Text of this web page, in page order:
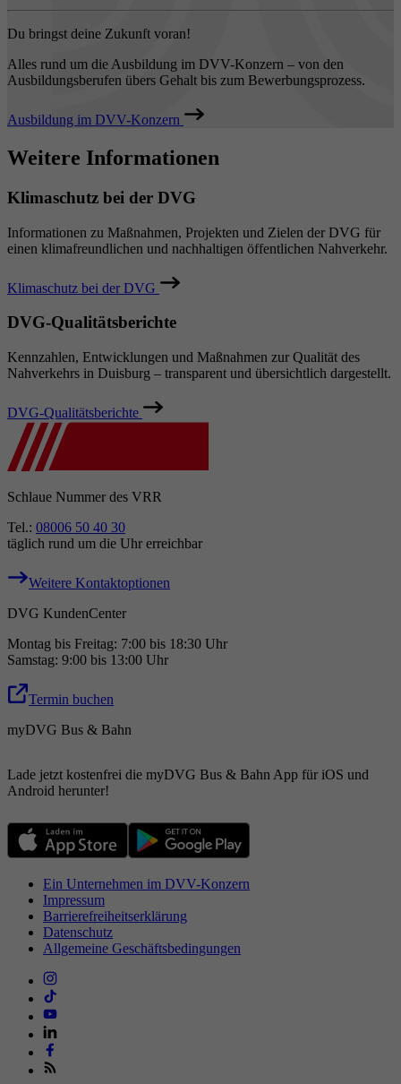
Du bringst deine Zukunft voran!
Alles rund um die Ausbildung im DVV-Konzern – von den
Ausbildungsberufen übers Gehalt bis zum Bewerbungsprozess.
Ausbildung im DVV-Konzern
Weitere Informationen
Klimaschutz bei der DVG
Informationen zu Maßnahmen, Projekten und Zielen der DVG für
einen klimafreundlichen und nachhaltigen öffentlichen Nahverkehr.
Klimaschutz bei der DVG
DVG-Qualitätsberichte
Kennzahlen, Entwicklungen und Maßnahmen zur Qualität des
Nahverkehrs in Duisburg – transparent und übersichtlich dargestellt.
DVG-Qualitätsberichte
Schlaue Nummer des VRR
Tel.: 08006 50 40 30
täglich rund um die Uhr erreichbar
Weitere Kontaktoptionen
DVG KundenCenter
Montag bis Freitag: 7:00 bis 18:30 Uhr
Samstag: 9:00 bis 13:00 Uhr
Termin buchen
myDVG Bus & Bahn
Lade jetzt kostenfrei die myDVG Bus & Bahn App für iOS und
Android herunter!
Ein Unternehmen im DVV-Konzern
Impressum
Barrierefreiheitserklärung
Datenschutz
Allgemeine Geschäftsbedingungen